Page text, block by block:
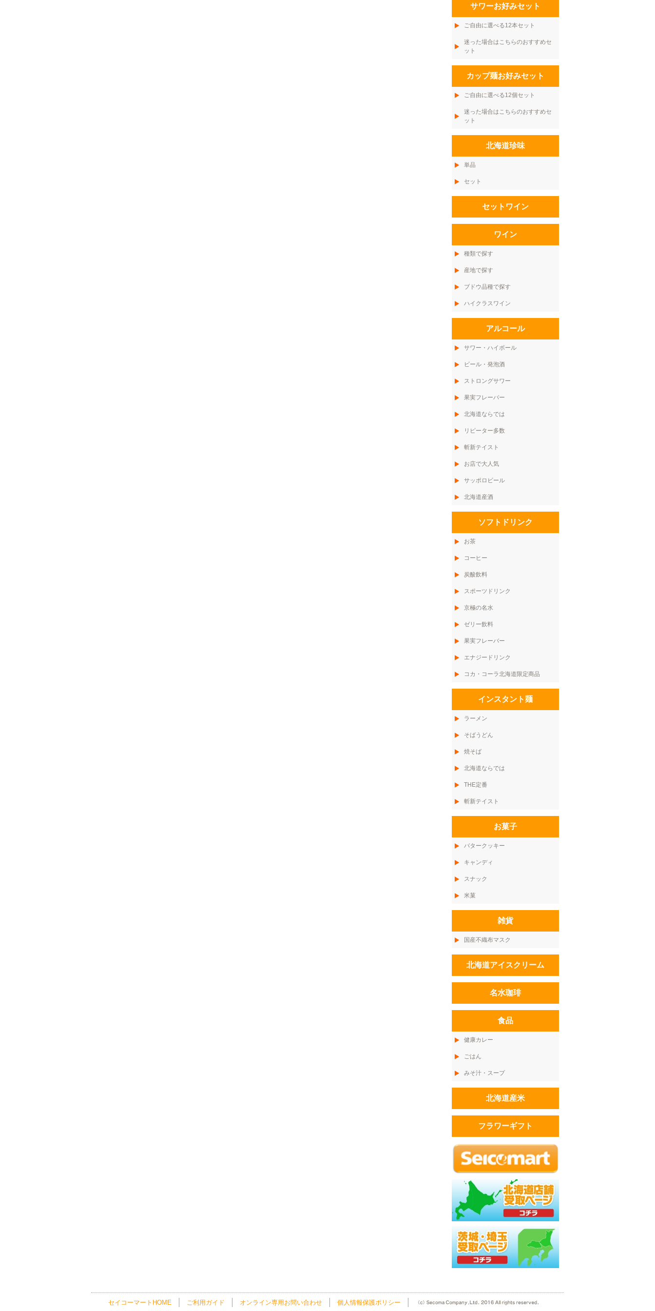
サワーお好みセット
ご自由に選べる12本セット
迷った場合はこちらのおすすめセ
ット
カップ麺お好みセット
ご自由に選べる12個セット
迷った場合はこちらのおすすめセ
ット
北海道珍味
単品
セット
セットワイン
ワイン
種類で探す
産地で探す
ブドウ品種で探す
ハイクラスワイン
アルコール
サワー・ハイボール
ビール・発泡酒
ストロングサワー
果実フレーバー
北海道ならでは
リピーター多数
斬新テイスト
お店で大人気
サッポロビール
北海道産酒
ソフトドリンク
お茶
コーヒー
炭酸飲料
スポーツドリンク
京極の名水
ゼリー飲料
果実フレーバー
エナジードリンク
コカ・コーラ北海道限定商品
インスタント麺
ラーメン
そばうどん
焼そば
北海道ならでは
THE定番
斬新テイスト
お菓子
バタークッキー
キャンディ
スナック
米菓
雑貨
国産不織布マスク
北海道アイスクリーム
名水珈琲
食品
健康カレー
ごはん
みそ汁・スープ
北海道産米
フラワーギフト
セイコーマートHOME ご利用ガイド オンライン専用お問い合わせ 個人情報保護ポリシー